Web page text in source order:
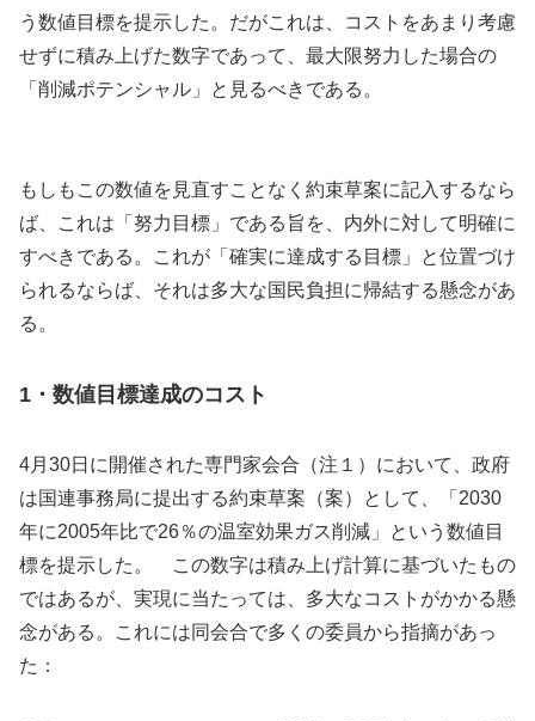
う数値目標を提示した。だがこれは、コストをあまり考慮
せずに積み上げた数字であって、最大限努力した場合の
「削減ポテンシャル」と見るべきである。
もしもこの数値を見直すことなく約束草案に記入するなら
ば、これは「努力目標」である旨を、内外に対して明確に
すべきである。これが「確実に達成する目標」と位置づけ
られるならば、それは多大な国民負担に帰結する懸念があ
る。
1・数値目標達成のコスト
4月30日に開催された専門家会合（注１）において、政府
は国連事務局に提出する約束草案（案）として、「2030
年に2005年比で26％の温室効果ガス削減」という数値目
標を提示した。 この数字は積み上げ計算に基づいたもの
ではあるが、実現に当たっては、多大なコストがかかる懸
念がある。これには同会合で多くの委員から指摘があっ
た：